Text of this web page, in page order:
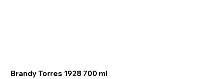
Brandy Torres 1928 700 ml